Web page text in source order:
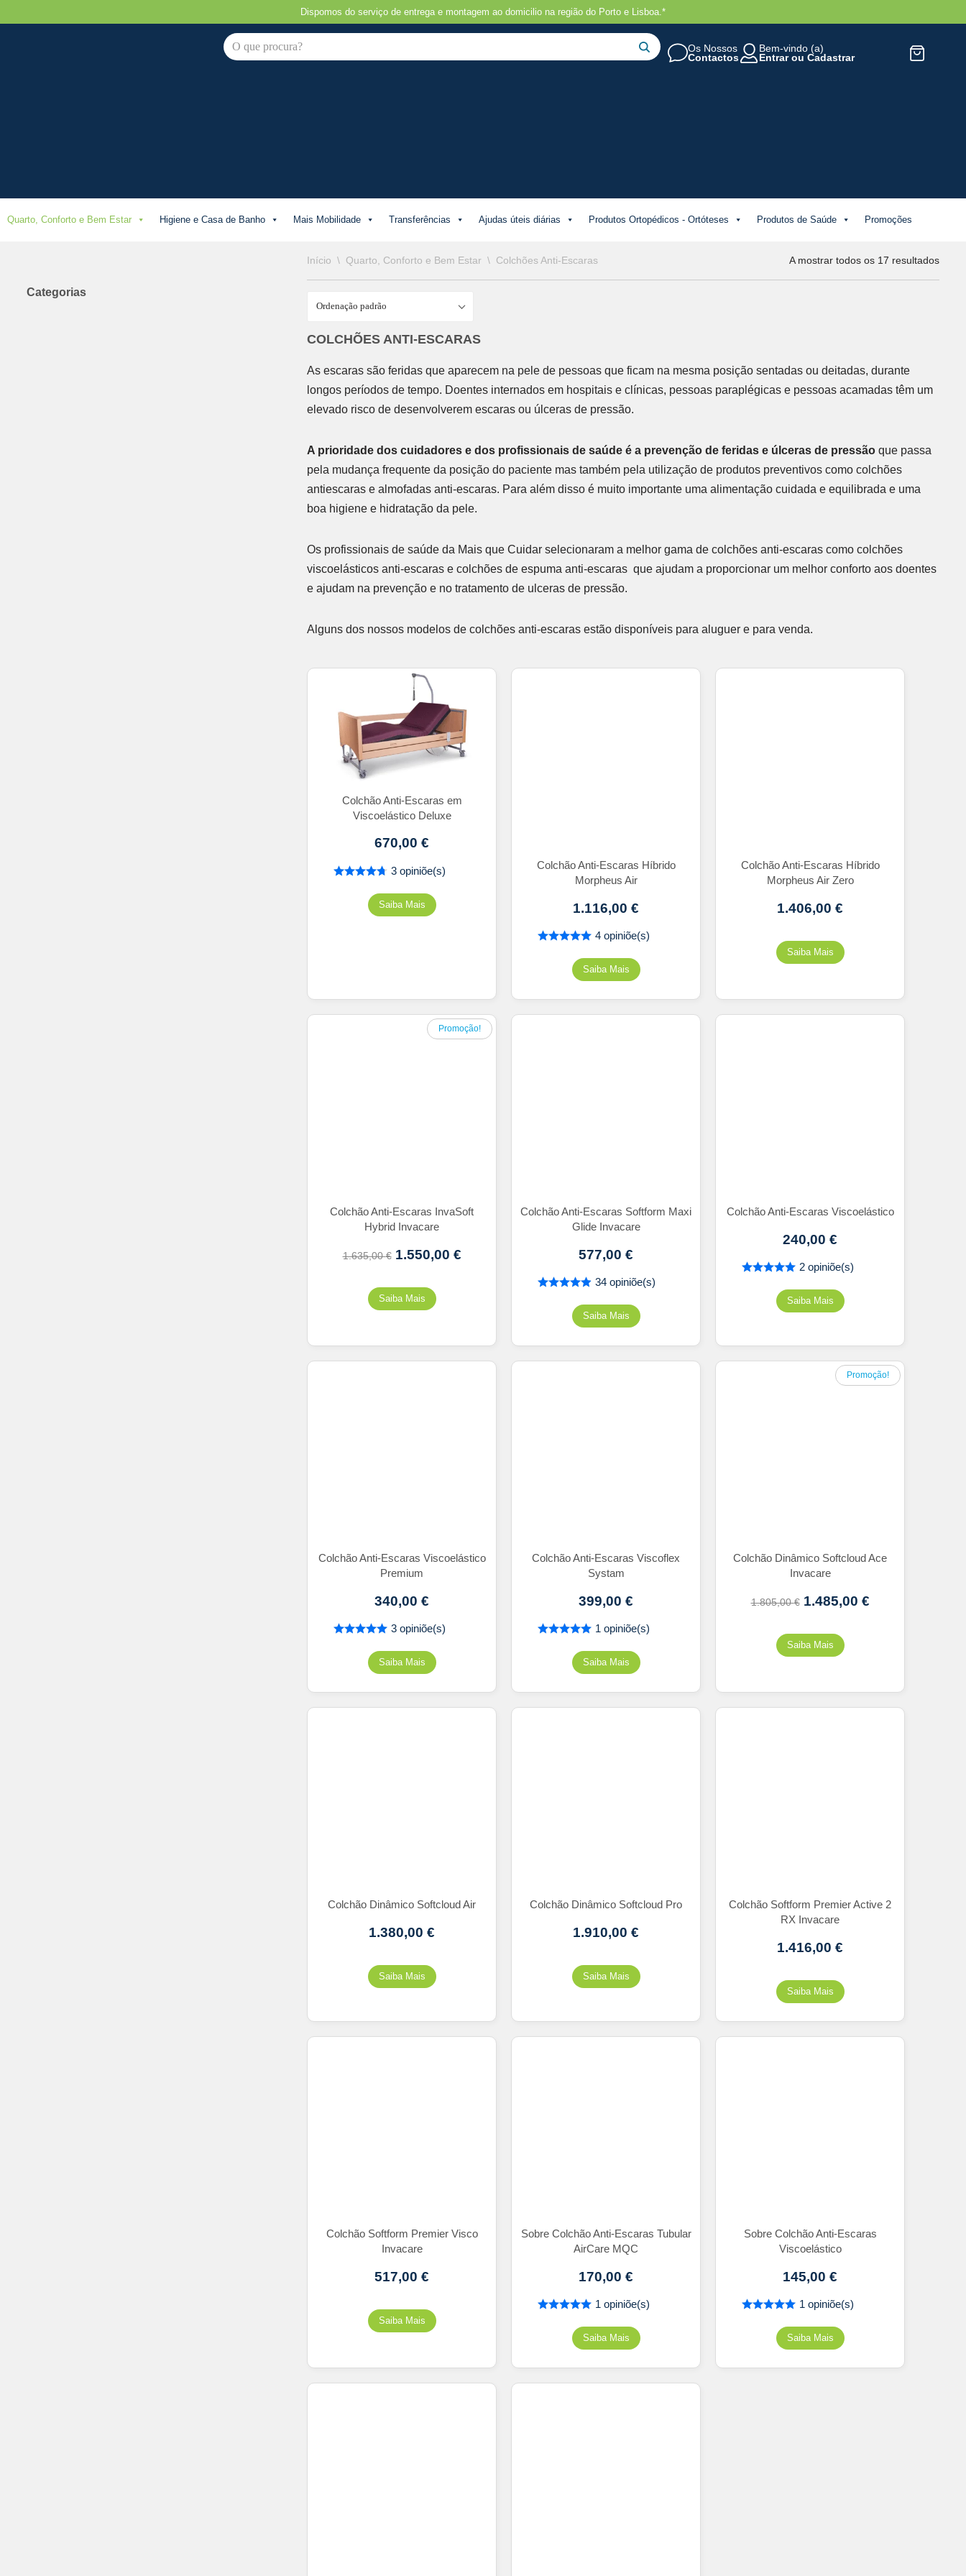
Dispomos do serviço de entrega e montagem ao domicilio na região do Porto e Lisboa.*
Os Nossos
Contactos
Bem-vindo (a)
EntrarouCadastrar
Quarto, Conforto e Bem Estar Higiene e Casa de Banho Mais Mobilidade Transferências Ajudas úteis diárias Produtos Ortopédicos - Ortóteses Produtos de Saúde Promoções
Categorias
Início \ Quarto, Conforto e Bem Estar \ Colchões Anti-Escaras A mostrar todos os 17 resultados
COLCHÕES ANTI-ESCARAS
As escaras são feridas que aparecem na pele de pessoas que ficam na mesma posição sentadas ou deitadas, durante
longos períodos de tempo. Doentes internados em hospitais e clínicas, pessoas paraplégicas e pessoas acamadas têm um
elevado risco de desenvolverem escaras ou úlceras de pressão.
A prioridade dos cuidadores e dos profissionais de saúde é a prevenção de feridas e úlceras de pressão que passa
pela mudança frequente da posição do paciente mas também pela utilização de produtos preventivos como colchões
antiescaras e almofadas anti-escaras. Para além disso é muito importante uma alimentação cuidada e equilibrada e uma
boa higiene e hidratação da pele.
Os profissionais de saúde da Mais que Cuidar selecionaram a melhor gama de colchões anti-escaras como colchões
viscoelásticos anti-escaras e colchões de espuma anti-escaras que ajudam a proporcionar um melhor conforto aos doentes
e ajudam na prevenção e no tratamento de ulceras de pressão.
Alguns dos nossos modelos de colchões anti-escaras estão disponíveis para aluguer e para venda.
Colchão Anti-Escaras em
Viscoelástico Deluxe
670,00 €
3 opiniõe(s)
Colchão Anti-Escaras Híbrido
Morpheus Air
1.116,00 €
4 opiniõe(s)
Colchão Anti-Escaras Híbrido
Morpheus Air Zero
1.406,00 €
Promoção!
Colchão Anti-Escaras InvaSoft
Hybrid Invacare
1.635,00€ 1.550,00 €
Colchão Anti-Escaras Softform Maxi
Glide Invacare
577,00 €
34 opiniõe(s)
Colchão Anti-Escaras Viscoelástico
240,00 €
2 opiniõe(s)
Colchão Anti-Escaras Viscoelástico
Premium
340,00 €
3 opiniõe(s)
Colchão Anti-Escaras Viscoflex
Systam
399,00 €
1 opiniõe(s)
Promoção!
Colchão Dinâmico Softcloud Ace
Invacare
1.805,00€ 1.485,00 €
Colchão Dinâmico Softcloud Air
1.380,00 €
Colchão Dinâmico Softcloud Pro
1.910,00 €
Colchão Softform Premier Active 2
RX Invacare
1.416,00 €
Colchão Softform Premier Visco
Invacare
517,00 €
Sobre Colchão Anti-Escaras Tubular
AirCare MQC
170,00 €
1 opiniõe(s)
Sobre Colchão Anti-Escaras
Viscoelástico
145,00 €
1 opiniõe(s)